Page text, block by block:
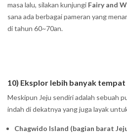
masa lalu, silakan kunjungi Fairy and
sana ada berbagai pameran yang
di tahun 60~70an.
10) Eksplor lebih banyak
Meskipun Jeju sendiri adalah sebuah
indah di dekatnya yang juga layak
Chagwido Island (bagian barat